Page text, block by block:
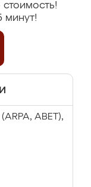
минут!
ABET),